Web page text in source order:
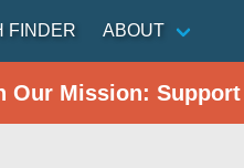
FINDER ABOUT
Our Mission: Support